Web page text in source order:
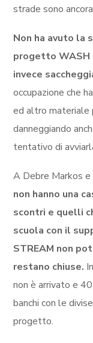
strade sono
Non ha avuto la
progetto WASH
invece
occupazione che
ed altro materiale
danneggiando
tentativo di
A Debre Markos
non hanno una
scontri e quelli
scuola con il
STREAM non
restano chiuse.
non è arrivato e
banchi con le
progetto.